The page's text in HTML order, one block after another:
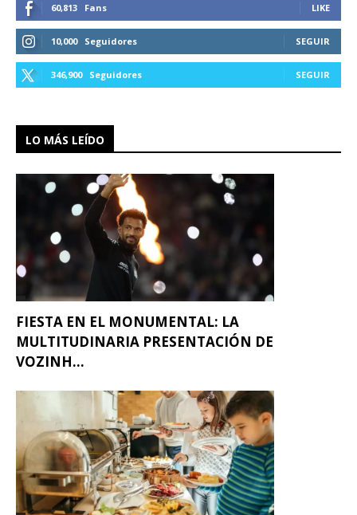
60,813 Fans LIKE
10,000 Seguidores SEGUIR
346,900 Seguidores SEGUIR
LO MÁS LEÍDO
FIESTA EN EL MONUMENTAL: LA
MULTITUDINARIA PRESENTACIÓN DE
VOZINH...